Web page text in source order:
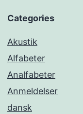
Categories
Akustik
Alfabeter
Analfabeter
Anmeldelser
dansk